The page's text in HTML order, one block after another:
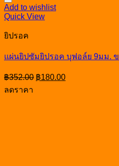
Add to wishlist
Quick View
ยิปรอค
แผ่นยิปซัมยิปรอค บุฟอล์ย 9มม.
฿352.00 Original
price
฿180.00Current
price
ลดราคา